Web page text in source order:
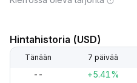
Hintahistoria (USD)
Tänään 7 päivää
-- +5.41%